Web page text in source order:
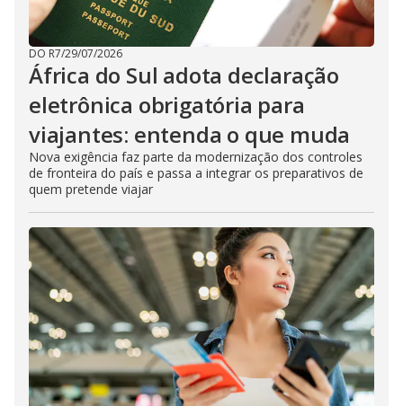
DO R7/29/07/2026
África do Sul adota declaração
eletrônica obrigatória para
viajantes: entenda o que muda
Nova exigência faz parte da modernização dos controles
de fronteira do país e passa a integrar os preparativos de
quem pretende viajar